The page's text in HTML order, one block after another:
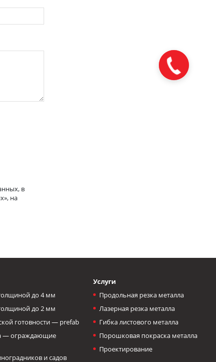
в
на
до 4 мм
до 2 мм
готовности — prefab
— ограждающие
и садов
Услуги
Продольная резка металла
Лазерная резка металла
Гибка листового металла
Порошковая покраска металла
Проектирование